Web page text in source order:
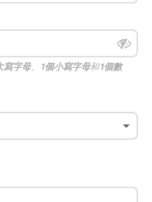
寫字母、 1個小寫字母和1個數